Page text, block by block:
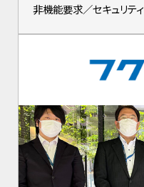
非機能要求／セキュリティ